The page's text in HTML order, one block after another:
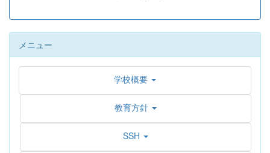
メニュー
学校概要
教育方針
SSH